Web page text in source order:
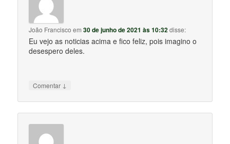
João Francisco em30 de junho de 2021 às 10:32disse:
Eu vejo as noticias acima e fico feliz, pois imagino o
desespero deles.
Comentar ↓